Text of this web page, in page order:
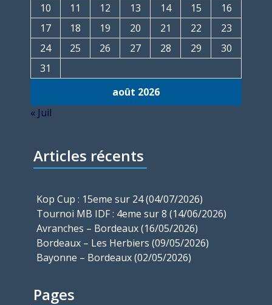
août 2026
10
11 12 13 14 15
16
17
18 19 20 21 22
23
24
25 26 27 28 29
30
31
« Juil
Articles récents
Kop Cup : 15eme sur 24 (04/07/2026)
Tournoi MB IDF : 4eme sur 8 (14/06/2026)
Avranches – Bordeaux (16/05/2026)
Bordeaux – Les Herbiers (09/05/2026)
Bayonne – Bordeaux (02/05/2026)
Pages